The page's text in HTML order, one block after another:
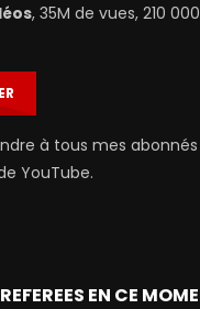
, 35M de vues, 210
à tous mes
YouTube.
EN CE